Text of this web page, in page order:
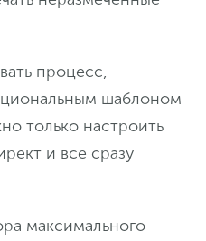
процесс,
шаблоном
только настроить
и все сразу
максимального